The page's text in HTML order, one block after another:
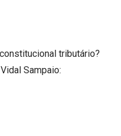
tributário?
Sampaio: